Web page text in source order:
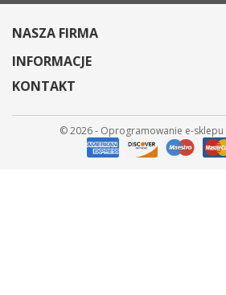
NASZA FIRMA
INFORMACJE
KONTAKT
© 2026 - Oprogramowanie e-